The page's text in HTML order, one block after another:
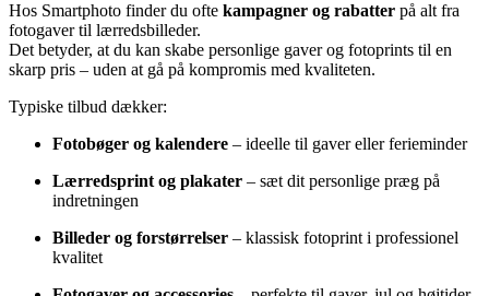
Hos Smartphoto finder du ofte kampagner og rabatter på alt fra
fotogaver til lærredsbilleder.
Det betyder, at du kan skabe personlige gaver og fotoprints til en
skarp pris – uden at gå på kompromis med kvaliteten.
Typiske tilbud dækker:
Fotobøger og kalendere – ideelle til gaver eller ferieminder
Lærredsprint og plakater – sæt dit personlige præg på
indretningen
Billeder og forstørrelser – klassisk fotoprint i professionel
kvalitet